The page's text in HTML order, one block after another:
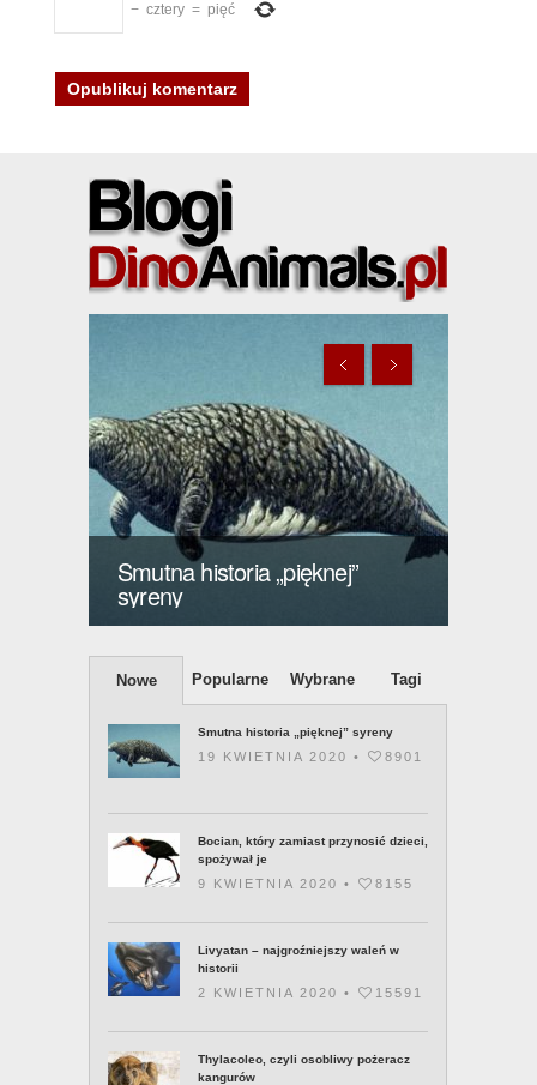
− cztery = pięć
Bocian, który zamiast
przynosić dzieci, spożywał je
9 KWIETNIA 2020 • 8155
2 KWIETNIA 2020 • 15591
28 MARCA 2020 • 7895